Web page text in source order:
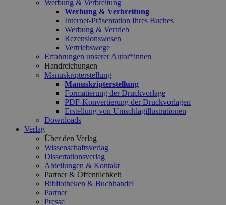
Werbung & Verbreitung
Werbung & Verbreitung
Internet-Präsentation Ihres Buches
Werbung & Vertrieb
Rezensionswesen
Vertriebswege
Erfahrungen unserer Autor*innen
Handreichungen
Manuskripterstellung
Manuskripterstellung
Formatierung der Druckvorlage
PDF-Konvertierung der Druckvorlagen
Erstellung von Umschlagillustrationen
Downloads
Verlag
Über den Verlag
Wissenschaftsverlag
Dissertationsverlag
Abteilungen & Kontakt
Partner & Öffentlichkeit
Bibliotheken & Buchhandel
Partner
Presse